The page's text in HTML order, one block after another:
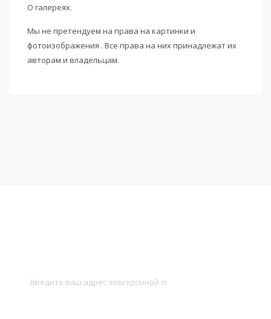
О галереях.
Мы не претендуем на права на картинки и
фотоизображения . Все права на них принадлежат их
авторам и владельцам.